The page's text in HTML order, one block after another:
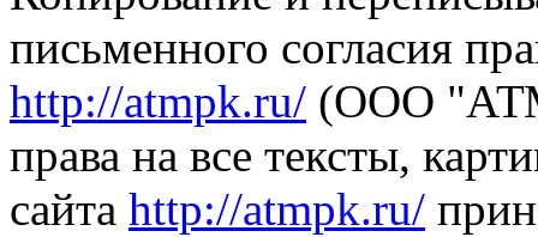
письменного согласия
http://atmpk.ru/ (ООО
права на все тексты,
сайта http://atmpk.ru/